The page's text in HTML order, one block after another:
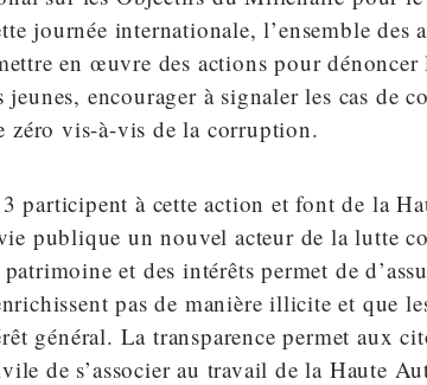
journée internationale, l’ensemble des
en œuvre des actions pour
encourager à signaler les cas de
zéro vis-à-vis de la corruption.
participent à cette action et font de la
publique un nouvel acteur de la lutte
et des intérêts permet de
pas de manière illicite et que
général. La transparence permet aux
de s’associer au travail de la Haute